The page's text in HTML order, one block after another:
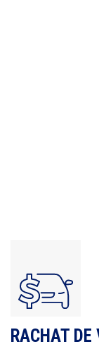
RACHAT DE